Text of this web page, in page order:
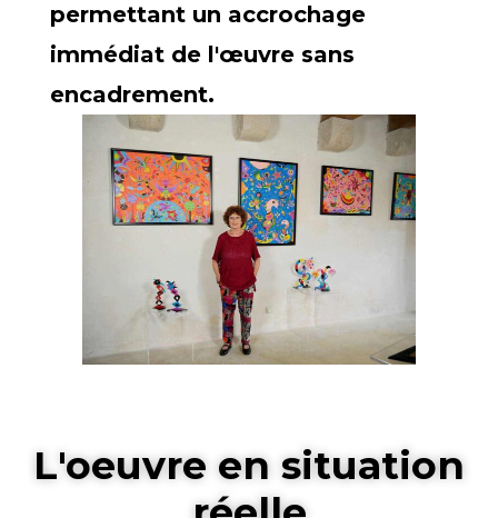
permettant un accrochage
immédiat de l'œuvre sans
encadrement.
L'oeuvre en situation